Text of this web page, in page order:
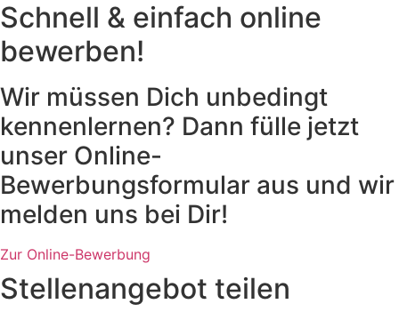
Schnell & einfach online
bewerben!
Wir müssen Dich unbedingt
kennenlernen? Dann fülle jetzt
unser Online-
Bewerbungsformular aus und wir
melden uns bei Dir!
Zur Online-Bewerbung
Stellenangebot teilen